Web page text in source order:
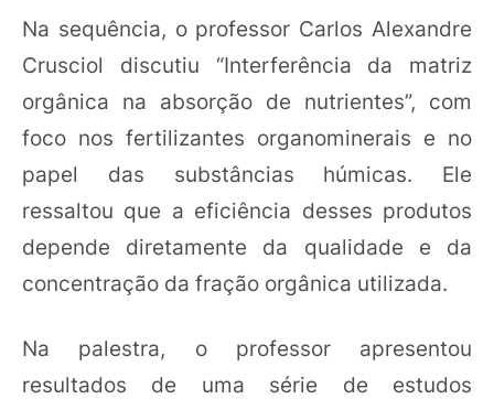
Na sequência, o professor Carlos Alexandre
Crusciol discutiu “Interferência da matriz
orgânica na absorção de nutrientes”, com
foco nos fertilizantes organominerais e no
papel das substâncias húmicas. Ele
ressaltou que a eficiência desses produtos
depende diretamente da qualidade e da
concentração da fração orgânica utilizada.
Na palestra, o professor apresentou
resultados de uma série de estudos